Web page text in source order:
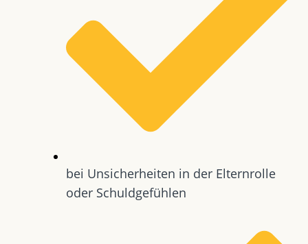
bei Unsicherheiten in der Elternrolle
oder Schuldgefühlen